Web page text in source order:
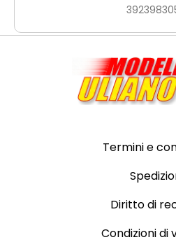
Termini e
Diritto di
Condizioni di